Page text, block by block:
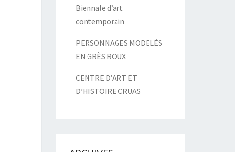
Biennale d’art
contemporain
PERSONNAGES MODELÉS
EN GRÈS ROUX
CENTRE D’ART ET
D’HISTOIRE CRUAS